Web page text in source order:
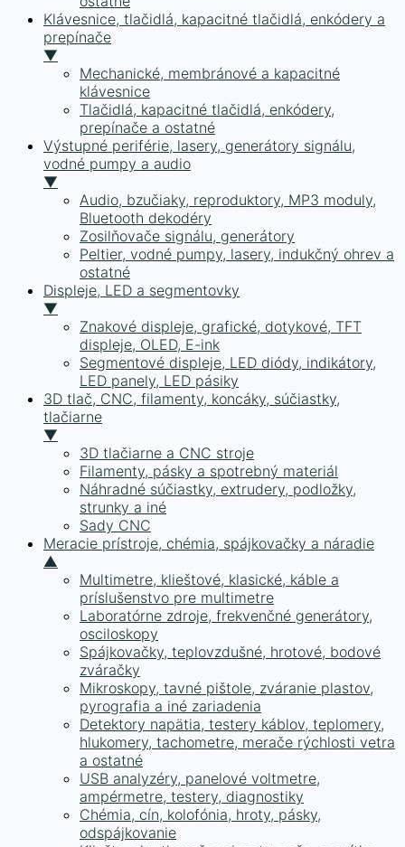
Klávesnice, tlačidlá, kapacitné tlačidlá, enkódery a
prepínače
▼
Mechanické, membránové a kapacitné
klávesnice
Tlačidlá, kapacitné tlačidlá, enkódery,
prepínače a ostatné
Výstupné periférie, lasery, generátory signálu,
vodné pumpy a audio
▼
Audio, bzučiaky, reproduktory, MP3 moduly,
Bluetooth dekodéry
Zosilňovače signálu, generátory
Peltier, vodné pumpy, lasery, indukčný ohrev a
ostatné
Displeje, LED a segmentovky
▼
Znakové displeje, grafické, dotykové, TFT
displeje, OLED, E-ink
Segmentové displeje, LED diódy, indikátory,
LED panely, LED pásiky
3D tlač, CNC, filamenty, koncáky, súčiastky,
tlačiarne
▼
3D tlačiarne a CNC stroje
Filamenty, pásky a spotrebný materiál
Náhradné súčiastky, extrudery, podložky,
strunky a iné
Sady CNC
Meracie prístroje, chémia, spájkovačky a náradie
▲
Multimetre, klieštové, klasické, káble a
príslušenstvo pre multimetre
Laboratórne zdroje, frekvenčné generátory,
osciloskopy
Spájkovačky, teplovzdušné, hrotové, bodové
zváračky
Mikroskopy, tavné pištole, zváranie plastov,
pyrografia a iné zariadenia
Detektory napätia, testery káblov, teplomery,
hlukomery, tachometre, merače rýchlosti vetra
a ostatné
USB analyzéry, panelové voltmetre,
ampérmetre, testery, diagnostiky
Chémia, cín, kolofónia, hroty, pásky,
odspájkovanie